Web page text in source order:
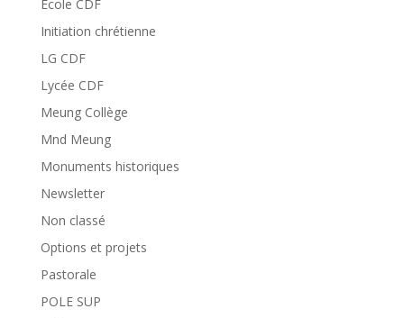
Ecole CDF
Initiation chrétienne
LG CDF
Lycée CDF
Meung Collège
Mnd Meung
Monuments historiques
Newsletter
Non classé
Options et projets
Pastorale
POLE SUP